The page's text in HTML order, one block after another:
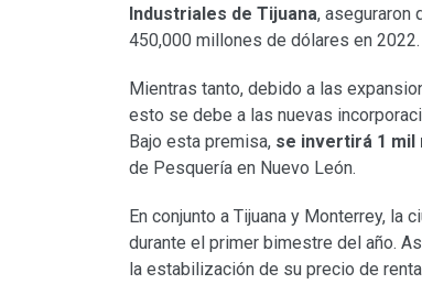
Industriales de Tijuana, aseguraron
450,000 millones de dólares en 2022.
Mientras tanto, debido a las
esto se debe a las nuevas
Bajo esta premisa, se invertirá 1 mil
de Pesquería en Nuevo León.
En conjunto a Tijuana y Monterrey, la
durante el primer bimestre del año.
la estabilización de su precio de